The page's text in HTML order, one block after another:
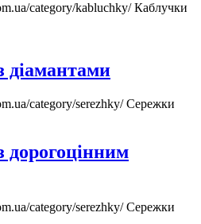
category/kabluchky/Каблучки
діамантами
category/serezhky/Сережки
дорогоцінним
category/serezhky/Сережки